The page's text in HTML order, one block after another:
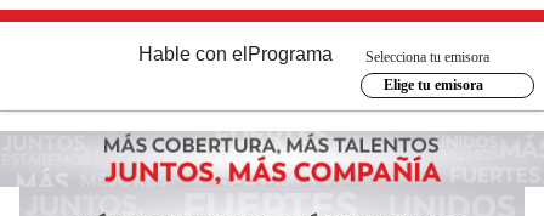
Hable con el Programa
Selecciona tu emisora
Elige tu emisora